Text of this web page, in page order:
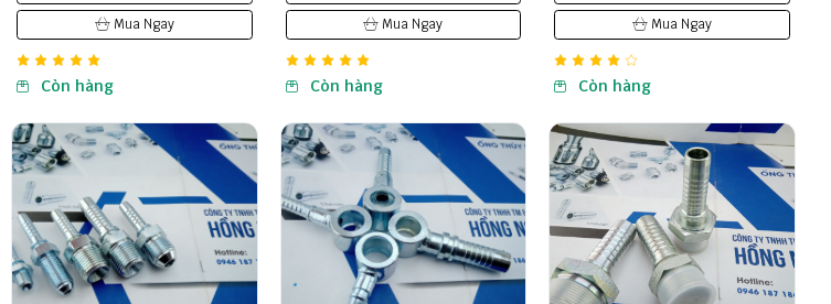
Mua Ngay
Còn hàng
Mua Ngay
Còn hàng
Mua Ngay
Còn hàng